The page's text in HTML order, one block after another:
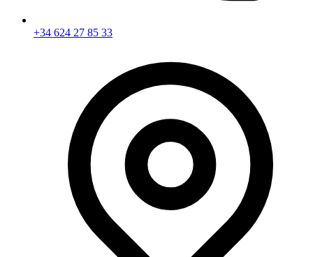
+34 624 27 85 33